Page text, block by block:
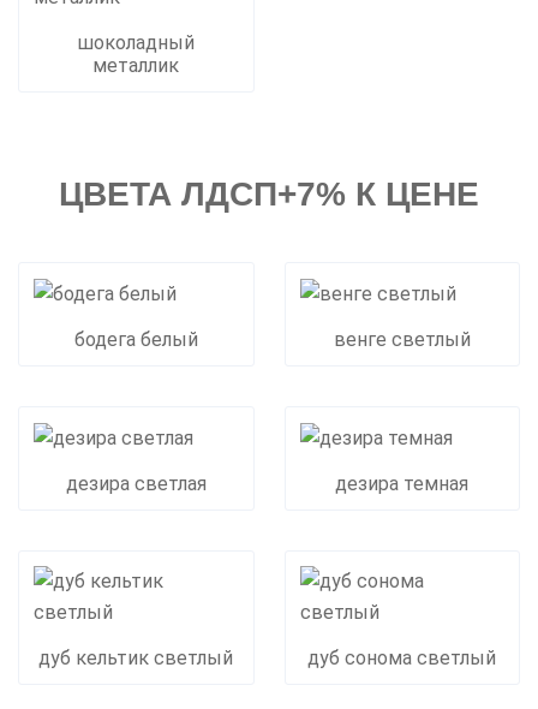
шоколадный
металлик
ЦВЕТА ЛДСП+7% К ЦЕНЕ
бодега белый венге светлый
дезира светлая дезира темная
дуб кельтик светлый дуб сонома светлый